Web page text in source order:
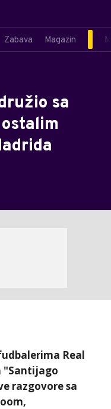
Zabava Magazin
sa
Real
"Santijago
razgovore sa